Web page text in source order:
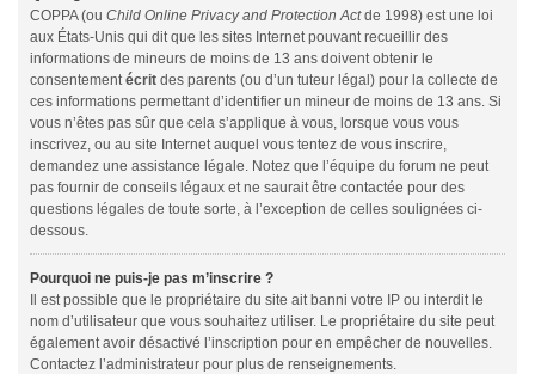
COPPA (ou Child Online Privacy and Protection Actde 1998) est une loi
aux États-Unis qui dit que les sites Internet pouvant recueillir des
informations de mineurs de moins de 13 ans doivent obtenir le
consentementécrit des parents (ou d’un tuteur légal) pour la collecte de
ces informations permettant d’identifier un mineur de moins de 13 ans. Si
vous n’êtes pas sûr que cela s’applique à vous, lorsque vous vous
inscrivez, ou au site Internet auquel vous tentez de vous inscrire,
demandez une assistance légale. Notez que l’équipe du forum ne peut
pas fournir de conseils légaux et ne saurait être contactée pour des
questions légales de toute sorte, à l’exception de celles soulignées ci-
dessous.
Pourquoi ne puis-je pas m’inscrire ?
Il est possible que le propriétaire du site ait banni votre IP ou interdit le
nom d’utilisateur que vous souhaitez utiliser. Le propriétaire du site peut
également avoir désactivé l’inscription pour en empêcher de nouvelles.
Contactez l’administrateur pour plus de renseignements.